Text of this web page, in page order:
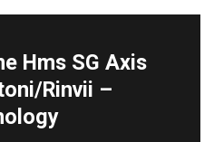
Hms SG Axis
Rinvii –